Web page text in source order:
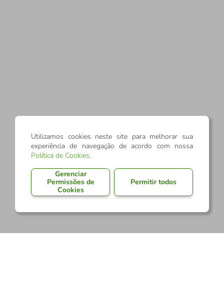
Utilizamos cookies neste site para melhorar sua
experiência de navegação de acordo com nossa
Política de Cookies.
Gerenciar
Permissões de
Cookies
Permitir todos